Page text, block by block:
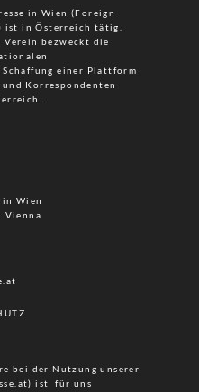
in Wien (Foreign
ist in Österreich tätig.
bezweckt die
einer Plattform
Korrespondenten
in Wien
Vienna
bei der Nutzung unserer
ist für uns